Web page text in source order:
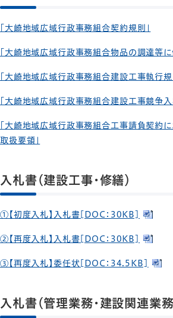
「大崎地域広域行政事務組合契約規則」
「大崎地域広域行政事務組合物品の調達等に
「大崎地域広域行政事務組合建設工事執行規
「大崎地域広域行政事務組合建設工事競争入
「大崎地域広域行政事務組合工事請負契約
取扱要領」
入札書（建設工事・修繕）
①【初度入札】入札書[DOC：30KB]
②【再度入札】入札書[DOC：30KB]
③【再度入札】委任状[DOC：34.5KB]
入札書（管理業務・建設関連業務